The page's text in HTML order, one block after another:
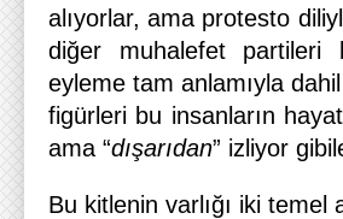
alıyorlar, ama protesto
diğer muhalefet partileri
eyleme tam anlamıyla
figürleri bu insanların
ama “dışarıdan” izliyor
Bu kitlenin varlığı iki temel